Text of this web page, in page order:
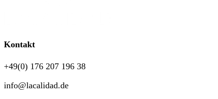
Kontakt
+49(0) 176 207 196 38
info@lacalidad.de